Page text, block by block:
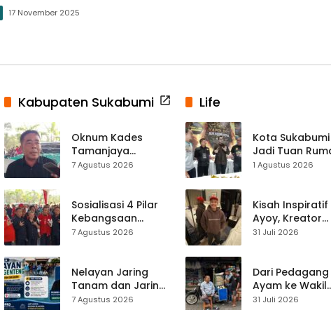
17 November 2025
Kabupaten Sukabumi
Oknum Kades
Tamanjaya
Terjerat Kasus
Seleksi Calon
Kades Diperketat
7 Agustus 2026
Sosialisasi 4 Pilar
Kebangsaan
Digelar di
Tekankan
Pentingnya
Persatuan
7 Agustus 2026
Nelayan Jaring
Tanam dan Jaring
Obor
7 Agustus 2026
Life
Kota Sukabumi
Jadi Tuan
Kontes Batu Akik
1 Agustus 2026
Kisah Inspiratif
Ayoy, Kreator
TikTok Asal
Live Streaming
31 Juli 2026
Dari Pedagang
Ayam ke Wakil
Ketua DPRD, H.
31 Juli 2026